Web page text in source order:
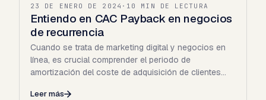
23 DE ENERO DE 2024 · 10 MIN DE LECTURA
Entiendo en CAC Payback en negocios
de recurrencia
Cuando se trata de marketing digital y negocios en
línea, es crucial comprender el periodo de
amortización del coste de adquisición de clientes
Leer más